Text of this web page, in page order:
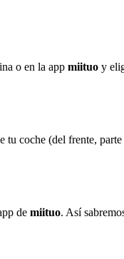
o en la app miituo y
tu coche (del frente,
de miituo. Así